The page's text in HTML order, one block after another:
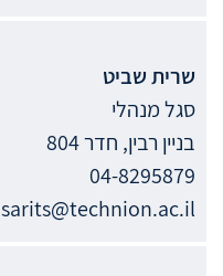
שריתשביט
סגל מנהלי
בניין רבין, חדר 804
04-8295879
sarits@technion.ac.il